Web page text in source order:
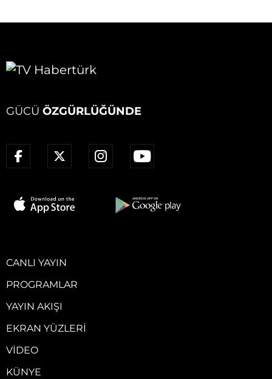
GÜCÜ ÖZGÜRLÜĞÜNDE
CANLI YAYIN
PROGRAMLAR
YAYIN AKIŞI
EKRAN YÜZLERI
VIDEO
KÜNYE